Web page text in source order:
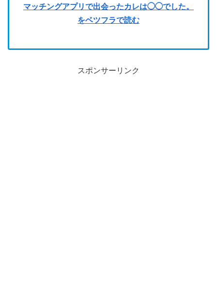
マッチングアプリで出会ったカレは◯◯でした。
をベツフラで読む
スポンサーリンク